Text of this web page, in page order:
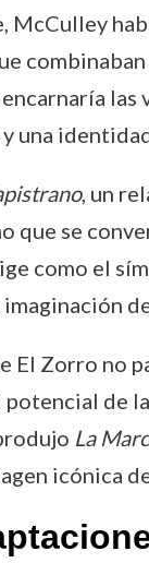
McCulley
una
, un
se
como el
El Zorro no
potencial de
La
icónica